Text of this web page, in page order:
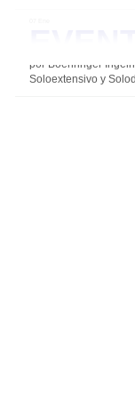
por Boehringer
Soloextensivo y